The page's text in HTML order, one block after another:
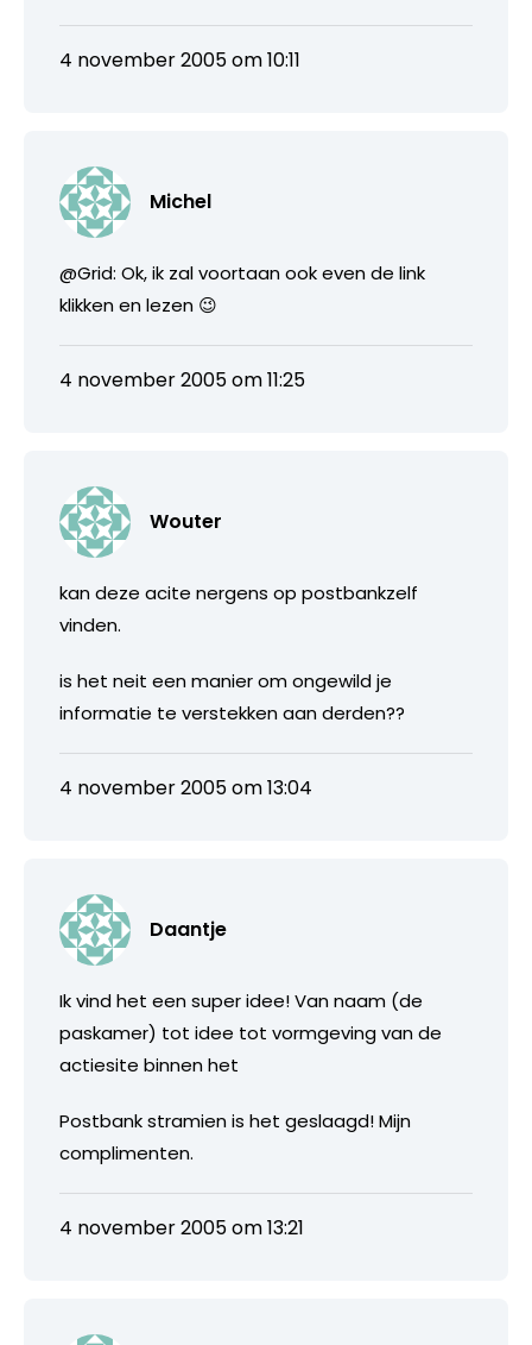
4 november 2005 om 10:11
Michel
@Grid: Ok, ik zal voortaan ook even de link
klikken en lezen 😉
4 november 2005 om 11:25
Wouter
kan deze acite nergens op postbankzelf
vinden.
is het neit een manier om ongewild je
informatie te verstekken aan derden??
4 november 2005 om 13:04
Daantje
Ik vind het een super idee! Van naam (de
paskamer) tot idee tot vormgeving van de
actiesite binnen het
Postbank stramien is het geslaagd! Mijn
complimenten.
4 november 2005 om 13:21